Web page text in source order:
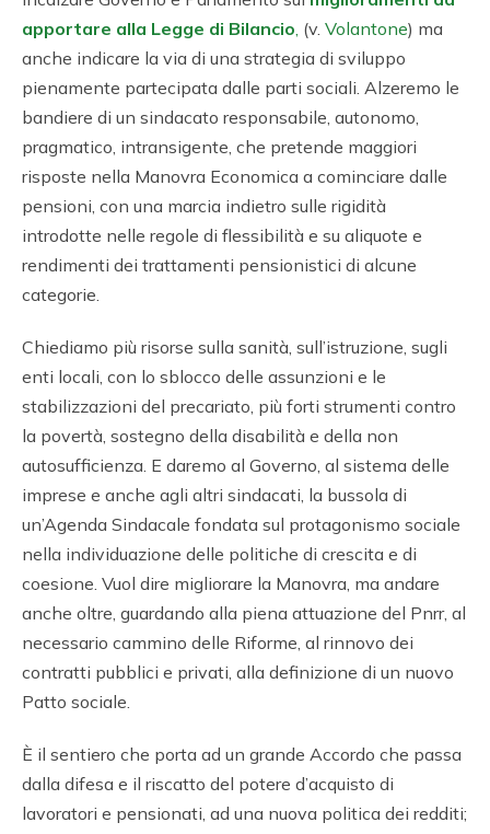
apportare alla Legge di Bilancio (v. Volantone) ma
anche indicare la via di una strategia di sviluppo
pienamente partecipata dalle parti sociali. Alzeremo le
bandiere di un sindacato responsabile, autonomo,
pragmatico, intransigente, che pretende maggiori
risposte nella Manovra Economica a cominciare dalle
pensioni, con una marcia indietro sulle rigidità
introdotte nelle regole di flessibilità e su aliquote e
rendimenti dei trattamenti pensionistici di alcune
categorie.
Chiediamo più risorse sulla sanità, sull’istruzione, sugli
enti locali, con lo sblocco delle assunzioni e le
stabilizzazioni del precariato, più forti strumenti contro
la povertà, sostegno della disabilità e della non
autosufficienza. E daremo al Governo, al sistema delle
imprese e anche agli altri sindacati, la bussola di
un’Agenda Sindacale fondata sul protagonismo sociale
nella individuazione delle politiche di crescita e di
coesione. Vuol dire migliorare la Manovra, ma andare
anche oltre, guardando alla piena attuazione del Pnrr, al
necessario cammino delle Riforme, al rinnovo dei
contratti pubblici e privati, alla definizione di un nuovo
Patto sociale.
È il sentiero che porta ad un grande Accordo che passa
dalla difesa e il riscatto del potere d’acquisto di
lavoratori e pensionati, ad una nuova politica dei redditi;